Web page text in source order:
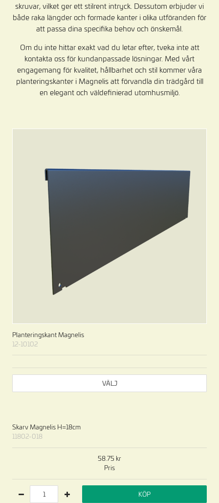
skruvar, vilket ger ett stilrent intryck. Dessutom erbjuder vi
både raka längder och formade kanter i olika utföranden för
att passa dina specifika behov och önskemål.
Om du inte hittar exakt vad du letar efter, tveka inte att
kontakta oss för kundanpassade lösningar. Med vårt
engagemang för kvalitet, hållbarhet och stil kommer våra
planteringskanter i Magnelis att förvandla din trädgård till
en elegant och väldefinierad utomhusmiljö.
Planteringskant Magnelis
12-10102
VÄLJ
Skarv Magnelis H=18cm
11802-018
Pris
58.75
KÖP